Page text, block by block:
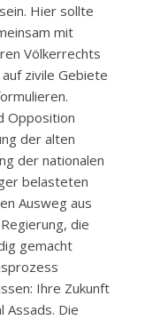
Hier sollte
mit
Völkerrechts
zivile Gebiete
Opposition
der alten
der nationalen
belasteten
Ausweg aus
die
gemacht
Ihre Zukunft
Assads. Die